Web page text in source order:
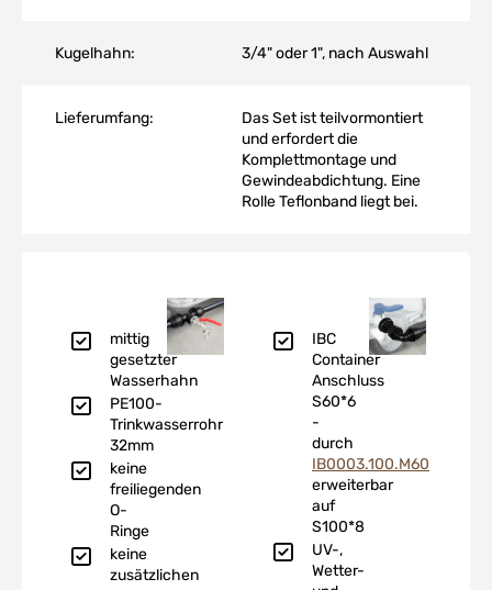
Kugelhahn: 3/4" oder 1", nach Auswahl
Lieferumfang:
Das Set ist teilvormontiert
und erfordert die
Komplettmontage und
Gewindeabdichtung. Eine
Rolle Teflonband liegt bei.
mittig
gesetzter
Wasserhahn
PE100-
Trinkwasserrohr
32mm
keine
freiliegenden
O-
Ringe
keine
zusätzlichen
IBC
Container
Anschluss
S60*6
-
durch
IB0003.100.M60
erweiterbar
auf
S100*8
UV-,
Wetter-